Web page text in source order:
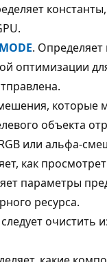
. Определяет
оптимизации
которые
объекта
или альфа-
как
параметры
ресурса.
очистить